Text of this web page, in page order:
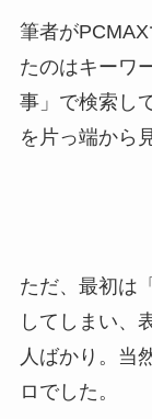
筆者が
たのはキーワ
事」で検索し
を片っ端から
ただ、最初は
してしまい、
人ばかり。当
ロでした。